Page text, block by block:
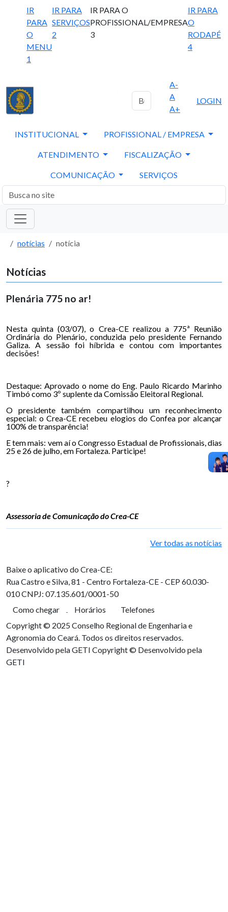
IR
PARA
O
MENU
1
IR PARA
SERVIÇOS
2
IR PARA O
PROFISSIONAL/EMPRESA
3
IR PARA
O
RODAPÉ
4
A-
A
A+
LOGIN
INSTITUCIONAL PROFISSIONAL / EMPRESA
ATENDIMENTO FISCALIZAÇÃO
COMUNICAÇÃO SERVIÇOS
notícias notícia
Notícias
Plenária 775 no ar!
Nesta quinta (03/07), o Crea-CE realizou a 775ª Reunião
Ordinária do Plenário, conduzida pelo presidente Fernando
Galiza. A sessão foi híbrida e contou com importantes
decisões!
Destaque: Aprovado o nome do Eng. Paulo Ricardo Marinho
Timbó como 3º suplente da Comissão Eleitoral Regional.
O presidente também compartilhou um reconhecimento
especial: o Crea-CE recebeu elogios do Confea por alcançar
100% de transparência!
E tem mais: vem aí o Congresso Estadual de Profissionais, dias
25 e 26 de julho, em Fortaleza. Participe!
?
Assessoria de Comunicação do Crea-CE
Ver todas as notícias
Baixe o aplicativo do Crea-CE:
Rua Castro e Silva, 81 - Centro Fortaleza-CE - CEP 60.030-
010CNPJ: 07.135.601/0001-50
Como chegar
Horários
Telefones
Copyright © 2025 Conselho Regional de Engenharia e
Agronomia do Ceará. Todos os direitos reservados.
Desenvolvido pela GETI Copyright © Desenvolvido pela
GETI